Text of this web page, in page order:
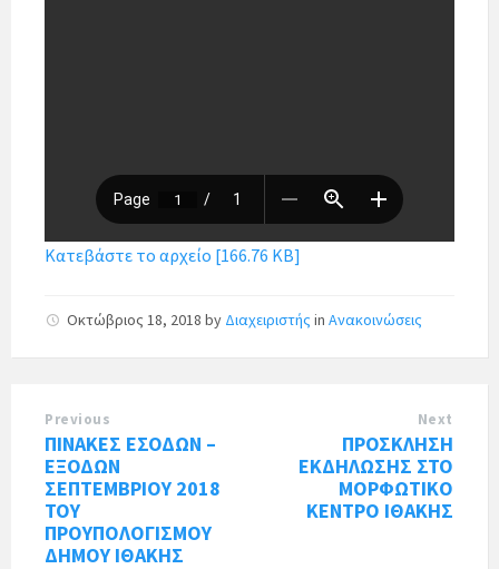
Κατεβάστε το αρχείο [166.76 KB]
Οκτώβριος 18, 2018 by Διαχειριστής in Ανακοινώσεις
Previous
ΠΙΝΑΚΕΣ ΕΣΟΔΩΝ –
ΕΞΟΔΩΝ
ΣΕΠΤΕΜΒΡΙΟΥ 2018
ΤΟΥ
ΠΡΟΥΠΟΛΟΓΙΣΜΟΥ
ΔΗΜΟΥ ΙΘΑΚΗΣ
Next
ΠΡΟΣΚΛΗΣΗ
ΕΚΔΗΛΩΣΗΣ ΣΤΟ
ΜΟΡΦΩΤΙΚΟ
ΚΕΝΤΡΟ ΙΘΑΚΗΣ